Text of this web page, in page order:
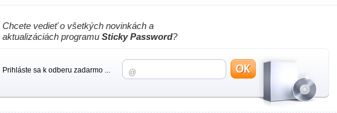
Chcete vedieť o všetkých novinkách a
aktualizáciách programu Sticky Password?
Prihláste sa k odberu zadarmo ...